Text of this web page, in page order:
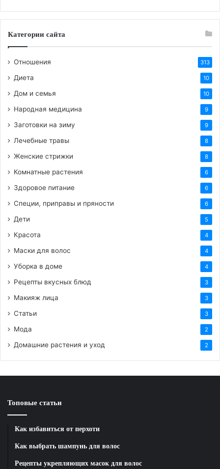
Ассортимент продукции для
вашего дома
Мы предлагаем широкий выбор конструкций,
которые идеально впишутся в любой интерьер и
Пластиковые окна и двери
используем только проверенную фурнитуру,
которая обеспечивает плавный ход створок и
защиту от взлома.
От классических горизонтальных до современных
рулонных штор. Огромный выбор тканей и фактур
позволит подчеркнуть уникальность вашей
комнаты.
Категории сайта
Отношения 313
Диета 10
Дом и семья 10
Народная медицина 9
Заготовки на зиму 9
Лечебные травы 8
Женские стрижки 8
Комнатные растения 6
Здоровое питание 6
Специи, приправы и пряности 6
Дети 5
Красота 4
Маски для волос 4
Уборка в доме 4
Рецепты вкусных блюд 3
Макияж лица 3
Статьи 3
Мода 2
Домашние растения и уход 2
Топовые статьи
Как избавиться от перхоти
Как выбрать шампунь для волос
Рецепты укрепляющих масок для волос